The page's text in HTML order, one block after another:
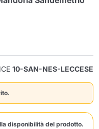
10-SAN-NES-LECCESE
disponibilità del prodotto.